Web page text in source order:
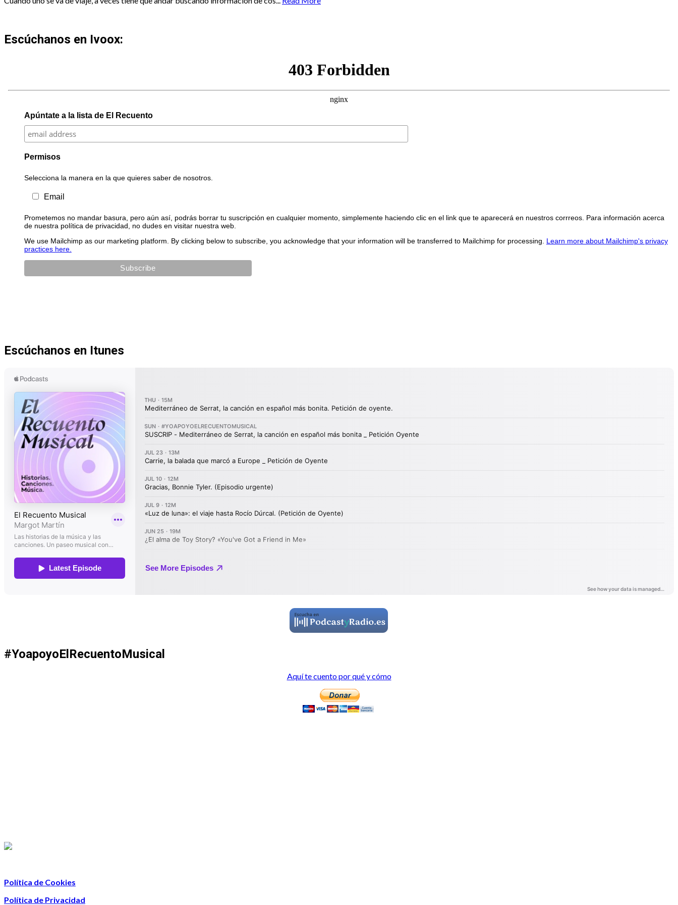
Escúchanos en Ivoox:
Apúntate a la lista de El Recuento
Permisos
Selecciona la manera en la que quieres saber de nosotros.
Email
Prometemos no mandar basura, pero aún así, podrás borrar tu suscripción en cualquier momento, simplemente haciendo clic en el link que te aparecerá en nuestros corrreos. Para información acerca
de nuestra política de privacidad, no dudes en visitar nuestra web.
We use Mailchimp as our marketing platform. By clicking below to subscribe, you acknowledge that your information will be transferred to Mailchimp for processing. Learn more about Mailchimp's privacy
practices here.
Escúchanos en Itunes
#YoapoyoElRecuentoMusical
Aquí te cuento por qué y cómo
Política de Cookies
Política de Privacidad